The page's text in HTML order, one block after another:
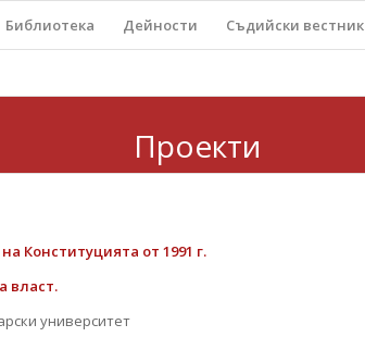
Библиотека Дейности Съдийски вестник
Проекти
Конституцията от 1991 г.
власт.
университет